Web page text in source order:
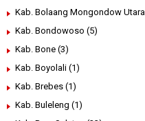
Kab. Bolaang Mongondow Utara
Kab. Bondowoso (5)
Kab. Bone (3)
Kab. Boyolali (1)
Kab. Brebes (1)
Kab. Buleleng (1)